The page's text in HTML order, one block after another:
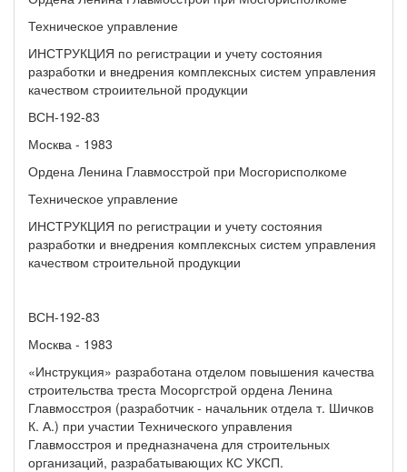
Техническое управление
ИНСТРУКЦИЯ по регистрации и учету состояния
разработки и внедрения комплексных систем управления
качеством строиительной продукции
ВСН-192-83
Москва - 1983
Ордена Ленина Главмосстрой при Мосгорисполкоме
Техническое управление
ИНСТРУКЦИЯ по регистрации и учету состояния
разработки и внедрения комплексных систем управления
качеством строительной продукции
ВСН-192-83
Москва - 1983
«Инструкция» разработана отделом повышения качества
строительства треста Мосоргстрой ордена Ленина
Главмосстроя (разработчик - начальник отдела т. Шичков
К. А.) при участии Технического управления
Главмосстроя и предназначена для строительных
организаций, разрабатывающих КС УКСП.